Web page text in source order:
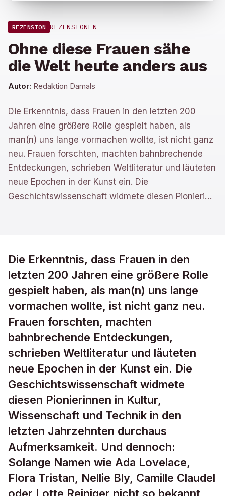
REZENSION REZENSIONEN
Ohne diese Frauen sähe
die Welt heute anders aus
Autor: Redaktion Damals
Die Erkenntnis, dass Frauen in den letzten 200
Jahren eine größere Rolle gespielt haben, als
man(n) uns lange vormachen wollte, ist nicht ganz
neu. Frauen forschten, machten bahnbrechende
Entdeckungen, schrieben Weltliteratur und läuteten
neue Epochen in der Kunst ein. Die
Geschichtswissenschaft widmete diesen Pionieri…
Die Erkenntnis, dass Frauen in den
letzten 200 Jahren eine größere Rolle
gespielt haben, als man(n) uns lange
vormachen wollte, ist nicht ganz neu.
Frauen forschten, machten
bahnbrechende Entdeckungen,
schrieben Weltliteratur und läuteten
neue Epochen in der Kunst ein. Die
Geschichtswissenschaft widmete
diesen Pionierinnen in Kultur,
Wissenschaft und Technik in den
letzten Jahrzehnten durchaus
Aufmerksamkeit. Und dennoch:
Solange Namen wie Ada Lovelace,
Flora Tristan, Nellie Bly, Camille Claudel